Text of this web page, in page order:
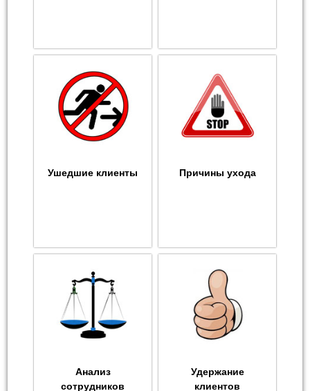
Ушедшие клиенты Причины ухода
Анализ
сотрудников
Удержание
клиентов